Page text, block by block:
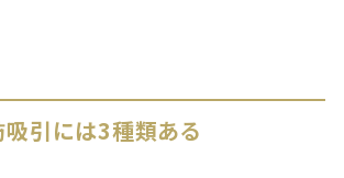
引には3種類ある